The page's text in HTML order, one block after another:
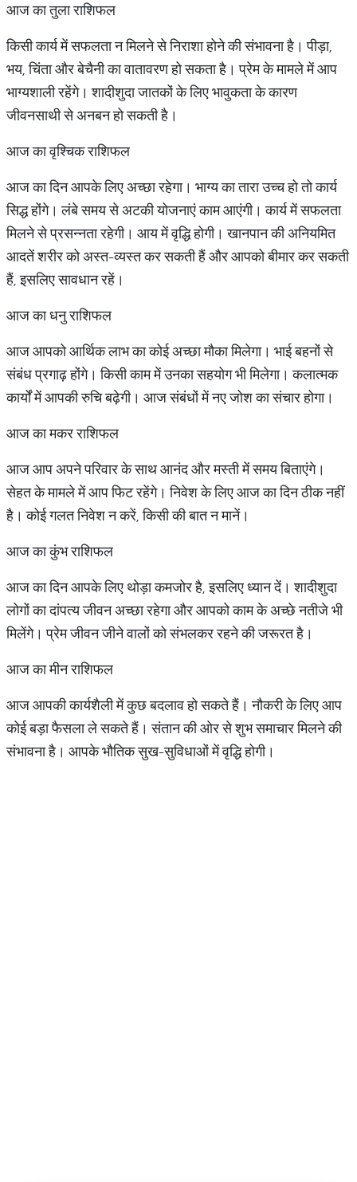
आज का तुला राशिफल
किसी कार्य में सफलता न मिलने से निराशा होने की संभावना है। पीड़ा,
भय, चिंता और बेचैनी का वातावरण हो सकता है। प्रेम के मामले में आप
भाग्यशाली रहेंगे। शादीशुदा जातकों के लिए भावुकता के कारण
जीवनसाथी से अनबन हो सकती है।
आज का वृश्चिक राशिफल
आज का दिन आपके लिए अच्छा रहेगा। भाग्य का तारा उच्च हो तो कार्य
सिद्ध होंगे। लंबे समय से अटकी योजनाएं काम आएंगी। कार्य में सफलता
मिलने से प्रसन्नता रहेगी। आय में वृद्धि होगी। खानपान की अनियमित
आदतें शरीर को अस्त-व्यस्त कर सकती हैं और आपको बीमार कर सकती
हैं, इसलिए सावधान रहें।
आज का धनु राशिफल
आज आपको आर्थिक लाभ का कोई अच्छा मौका मिलेगा। भाई बहनों से
संबंध प्रगाढ़ होंगे। किसी काम में उनका सहयोग भी मिलेगा। कलात्मक
कार्यों में आपकी रुचि बढ़ेगी। आज संबंधों में नए जोश का संचार होगा।
आज का मकर राशिफल
आज आप अपने परिवार के साथ आनंद और मस्ती में समय बिताएंगे।
सेहत के मामले में आप फिट रहेंगे। निवेश के लिए आज का दिन ठीक नहीं
है। कोई गलत निवेश न करें, किसी की बात न मानें।
आज का कुंभ राशिफल
आज का दिन आपके लिए थोड़ा कमजोर है, इसलिए ध्यान दें। शादीशुदा
लोगों का दांपत्य जीवन अच्छा रहेगा और आपको काम के अच्छे नतीजे भी
मिलेंगे। प्रेम जीवन जीने वालों को संभलकर रहने की जरूरत है।
आज का मीन राशिफल
आज आपकी कार्यशैली में कुछ बदलाव हो सकते हैं। नौकरी के लिए आप
कोई बड़ा फैसला ले सकते हैं। संतान की ओर से शुभ समाचार मिलने की
संभावना है। आपके भौतिक सुख-सुविधाओं में वृद्धि होगी।